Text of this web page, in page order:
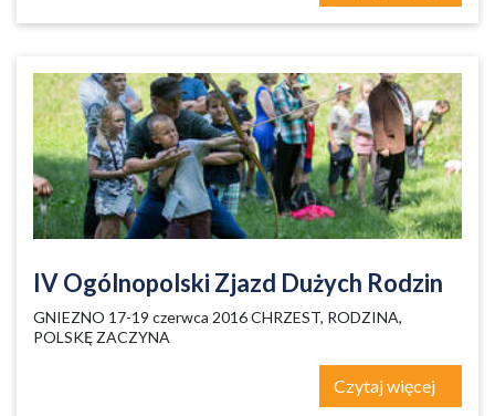
IV Ogólnopolski Zjazd Dużych Rodzin
GNIEZNO 17-19 czerwca 2016 CHRZEST, RODZINA,
POLSKĘ ZACZYNA
Czytaj więcej